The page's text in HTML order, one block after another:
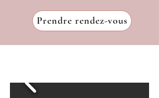
Prendre rendez-vous